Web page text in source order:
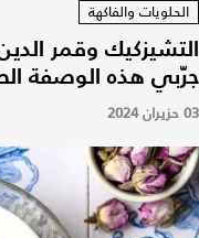
الحلويات والفاكهة
التشيزكيك وقمر
جرّبي هذه الوصفة
03 حزيران 2024